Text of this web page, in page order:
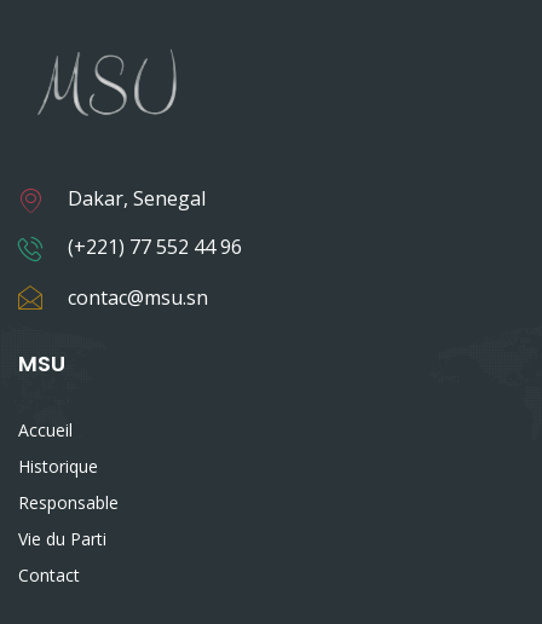
Dakar, Senegal
(+221) 77 552 44 96
contac@msu.sn
MSU
Accueil
Historique
Responsable
Vie du Parti
Contact